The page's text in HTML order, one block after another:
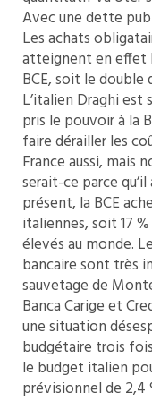
Avec une dette
Les achats
atteignent en effet
BCE, soit le double
L’italien Draghi est
pris le pouvoir à la
faire dérailler les
France aussi, mais
serait-ce parce qu’il
présent, la BCE
italiennes, soit 17
élevés au monde.
bancaire sont très
sauvetage de
Banca Carige et
une situation
budgétaire trois
le budget italien
prévisionnel de